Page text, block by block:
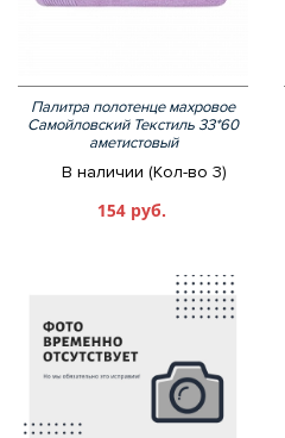
Палитра полотенце махровое
Самойловский Текстиль 33*60
аметистовый
В наличии (Кол-во 3)
154 руб.